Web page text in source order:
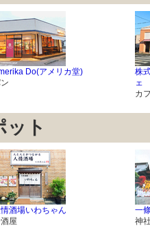
Do(アメリカ堂)
株
ェ
カ
ット
情酒場いわちゃん
屋
一
神